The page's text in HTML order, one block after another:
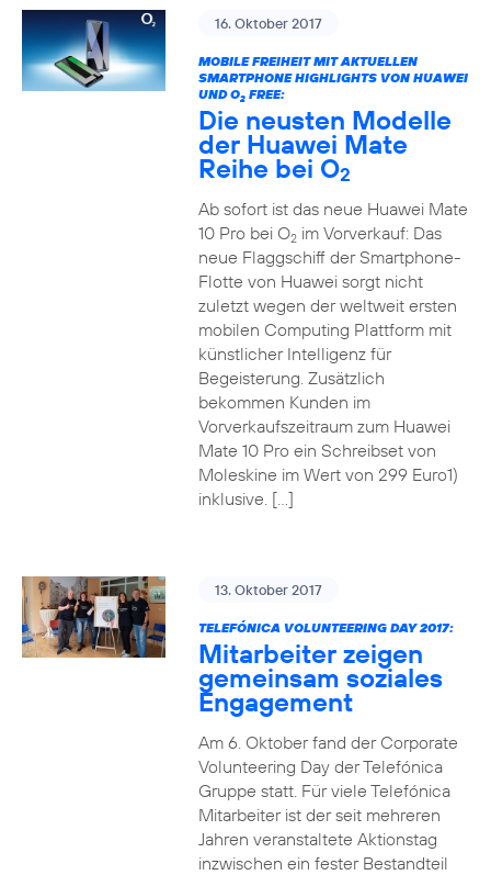
16. Oktober 2017
MOBILE FREIHEIT MIT AKTUELLEN
SMARTPHONE HIGHLIGHTS VON HUAWEI
UND O2FREE:
Die neusten Modelle
der Huawei Mate
Reihe bei O2
Ab sofort ist das neue Huawei Mate
10 Pro bei O2im Vorverkauf: Das
neue Flaggschiff der Smartphone-
Flotte von Huawei sorgt nicht
zuletzt wegen der weltweit ersten
mobilen Computing Plattform mit
künstlicher Intelligenz für
Begeisterung. Zusätzlich
bekommen Kunden im
Vorverkaufszeitraum zum Huawei
Mate 10 Pro ein Schreibset von
Moleskine im Wert von 299 Euro1)
inklusive. […]
13. Oktober 2017
TELEFÓNICA VOLUNTEERING DAY 2017:
Mitarbeiter zeigen
gemeinsam soziales
Engagement
Am 6. Oktober fand der Corporate
Volunteering Day der Telefónica
Gruppe statt. Für viele Telefónica
Mitarbeiter ist der seit mehreren
Jahren veranstaltete Aktionstag
inzwischen ein fester Bestandteil